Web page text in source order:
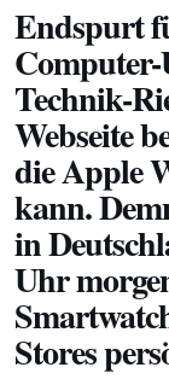
Endspurt
Technik-
Webseite
die Apple
kann.
in
Uhr
Stores